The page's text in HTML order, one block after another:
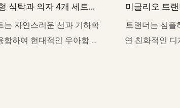
식탁과 의자 4개 세트
MY205
는 자연스러운 선과 기하학
합하여 현대적인 우아함 속
미글리오 트
트랜더는 심플
연 친화적인 디